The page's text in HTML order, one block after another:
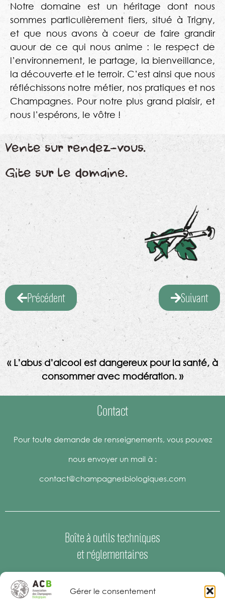
Gérer le consentement
Notre domaine est un héritage dont nous
sommes particulièrement fiers, situé à Trigny,
et que nous avons à coeur de faire grandir
auour de ce qui nous anime : le respect de
l’environnement, le partage, la bienveillance,
la découverte et le terroir. C’est ainsi que nous
réfléchissons notre métier, nos pratiques et nos
Champagnes. Pour notre plus grand plaisir, et
nous l’espérons, le vôtre !
Vente sur rendez-vous.
Gite sur le domaine.
Précédent Suivant
« L’abus d’alcool est dangereux pour la santé, à
consommer avec modération. »
Contact
Pour toute demande de renseignements, vous pouvez
nous envoyer un mail à :
contact@champagnesbiologiques.com
Boîte à outils techniques
et réglementaires
Espace Presse